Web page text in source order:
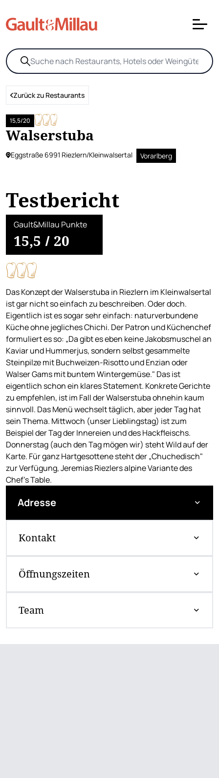
Zurück zu Restaurants
Walserstuba
15,5/20
Eggstraße 6991 Riezlern/Kleinwalsertal Vorarlberg
Testbericht
Gault&Millau Punkte
15,5 / 20
Das Konzept der Walserstuba in Riezlern im Kleinwalsertal
ist gar nicht so einfach zu beschreiben. Oder doch.
Eigentlich ist es sogar sehr einfach: naturverbundene
Küche ohne jegliches Chichi. Der Patron und Küchenchef
formuliert es so: „Da gibt es eben keine Jakobsmuschel an
Kaviar und Hummerjus, sondern selbst gesammelte
Steinpilze mit Buchweizen-Risotto und Enzian oder
Walser Gams mit buntem Wintergemüse." Das ist
eigentlich schon ein klares Statement. Konkrete Gerichte
zu empfehlen, ist im Fall der Walserstuba ohnehin kaum
sinnvoll. Das Menü wechselt täglich, aber jeder Tag hat
sein Thema. Mittwoch (unser Lieblingstag) ist zum
Beispiel der Tag der Innereien und des Hackfleischs.
Donnerstag (auch den Tag mögen wir) steht Wild auf der
Karte. Für ganz Hartgesottene steht der „Chuchedisch"
zur Verfügung, Jeremias Riezlers alpine Variante des
Chef's Table.
Adresse
Kontakt
Öffnungszeiten
Team